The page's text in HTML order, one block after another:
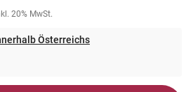
20% MwSt.
Österreichs